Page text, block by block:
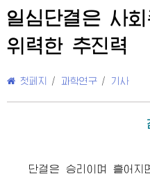
일심단결은 사회
위력한 추진력
첫페지 / 과학연구 / 기사
단결은 승리이며 흩어